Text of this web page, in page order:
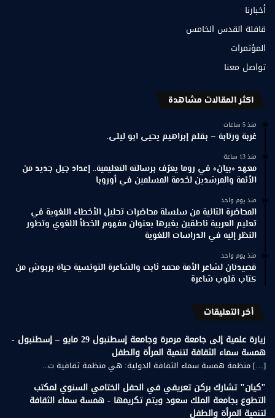
أخبارنا
قافلة القدس الخامس
المؤتمرات
تواصل معنا
اكثر المقالات مشاهدة
منذ 5 ساعات
غربة ورتابة – بقلم إبراهيم يحيى ابو ليلى.
منذ 13 ساعة
معهد «بيان» في روما يعرّف برسالته التعليمية.. إعداد جيل جديد من
الأئمة والمرشدين لخدمة المسلمين في أوروبا
منذ يوم واحد
المحاضرة الثانية من سلسلة محاضرات تحليل الأخطاء اللغوية في
تعليم العربية ناطقين بغيرها بعنوان مفهوم الخطأ اللغوي وتطور
النظر إليه في الدراسات اللغوية
منذ يوم واحد
قصيدتان لشاعر الأمة محمد ثابت والشاعرة التونسية حياة بربوش من
كتاب قلوب شاعرة
أخر التعليقات
زيارة علمية إلى جامعة مرمرة وجامعة إسطنبول 29 مايو – إسطنبول -
همسة سماء الثقافة لتنمية المرأة والطفل
[…] منظمة همسة سماء الثقافة الدولية: هي منظمة ثقافية ت...
"كيان" تشارك بركن تعريفي في الحفل الختامي السنوي لمكتب
التطوع بجامعة الملك سعود ويتم تكريمها - همسة سماء الثقافة
لتنمية المرأة والطفل